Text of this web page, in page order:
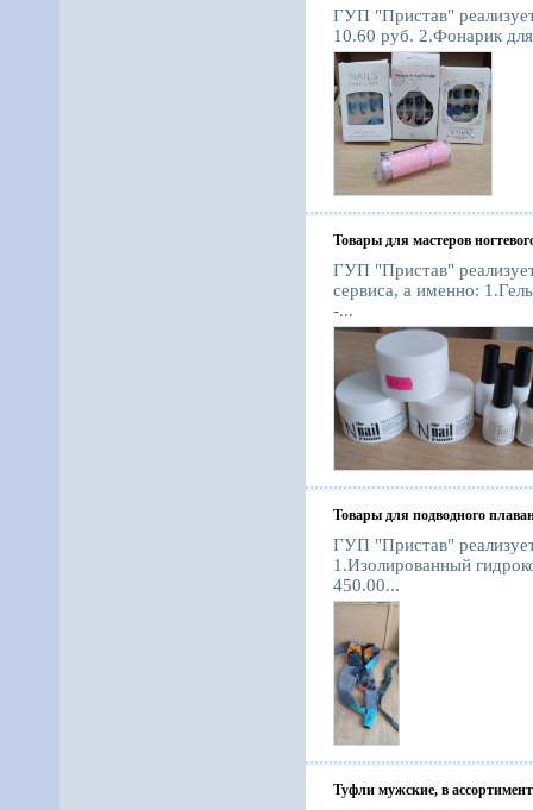
ГУП "Пристав"
10.60 руб. 2.Фонарик
Товары для мастеров
ГУП "Пристав"
сервиса, а именно:
-...
Товары для подводного
ГУП "Пристав"
1.Изолированный
450.00...
Туфли мужские, в